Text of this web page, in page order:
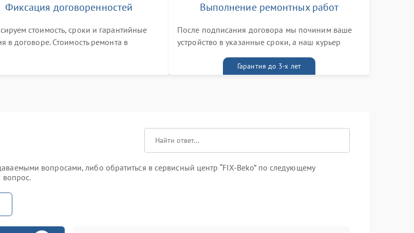
Фиксация договоренностей
стоимость, сроки и гарантийные
в договоре. Стоимость ремонта в
Выполнение ремонтных работ
После подписания договора мы починим ваше
устройство в указанные сроки, а наш курьер
талоном бесплатноГарантия до 3-х лет
вопросами, либо обратиться в сервисный центр “FIX-Beko” по следующему
вопрос.